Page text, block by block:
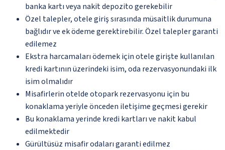
banka kartı veya nakit depozito gerekebilir
Özel talepler, otele giriş sırasında müsaitlik durumuna
bağlıdır ve ek ödeme gerektirebilir. Özel talepler garanti
edilemez
Ekstra harcamaları ödemek için otele girişte kullanılan
kredi kartının üzerindeki isim, oda rezervasyonundaki ilk
isim olmalıdır
Misafirlerin otelde otopark rezervasyonu için bu
konaklama yeriyle önceden iletişime geçmesi gerekir
Bu konaklama yerinde kredi kartları ve nakit kabul
edilmektedir
Gürültüsüz misafir odaları garanti edilmez